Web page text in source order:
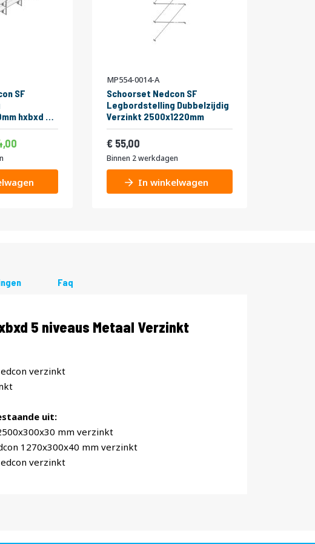
SF
hxbxd 5
MP554-0014-A
Schoorset Nedcon SF
Legbordstelling Dubbelzijdig
Verzinkt 2500x1220mm
Vanaf
55,00
Binnen 2 werkdagen
In winkelwagen
5 niveaus Metaal Verzinkt
verzinkt
uit:
mm verzinkt
1270x300x40 mm verzinkt
verzinkt
Faq